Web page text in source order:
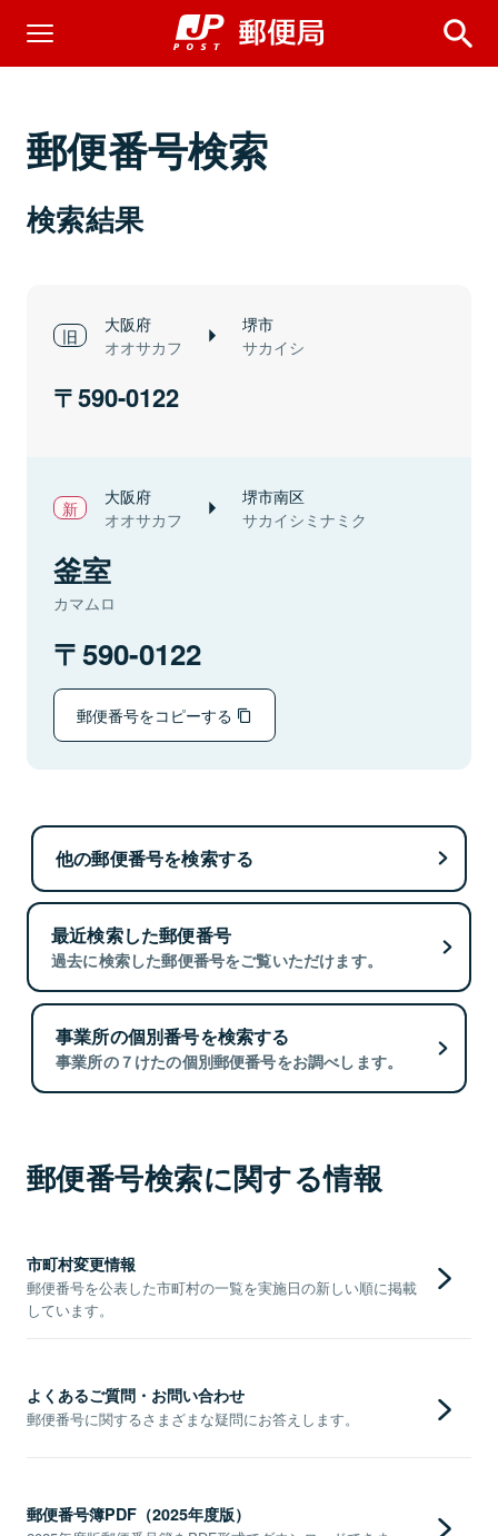
郵便番号検索
検索結果
大阪府
オオサカフ
堺市
サカイシ
590-0122
大阪府
オオサカフ
堺市南区
サカイシミナミク
釜室
カマムロ
590-0122
郵便番号をコピーする
他の郵便番号を検索する
最近検索した郵便番号
過去に検索した郵便番号をご覧いただけます。
事業所の個別番号を検索する
事業所の７けたの個別郵便番号をお調べします。
郵便番号検索に関する情報
市町村変更情報
郵便番号を公表した市町村の一覧を実施日の新しい順に掲載
しています。
よくあるご質問・お問い合わせ
郵便番号に関するさまざまな疑問にお答えします。
郵便番号簿PDF（2025年度版）